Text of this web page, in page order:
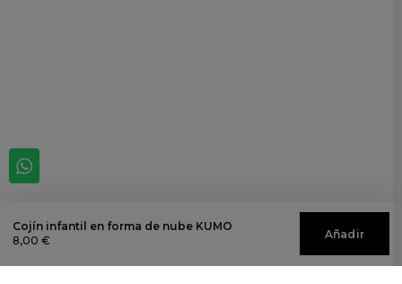
Cojín infantil en forma de nube KUMO
8,00 €
Añadir